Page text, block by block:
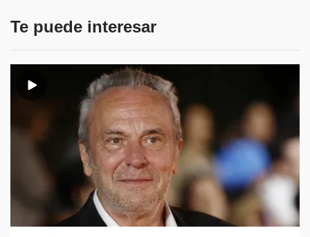
Te puede interesar